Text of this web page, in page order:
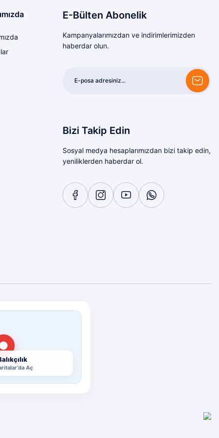
E-Bülten Abonelik
Kampanyalarımızdan ve indirimlerimizden
haberdar olun.
Bizi Takip Edin
Sosyal medya hesaplarımızdan bizi takip edin,
yeniliklerden haberdar ol.
Aç